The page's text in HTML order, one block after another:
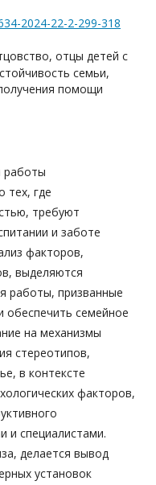
2024-22-2-299-318
отцы детей с
семьи,
помощи
работы
тех, где
требуют
и заботе
факторов,
выделяются
работы, призванные
обеспечить семейное
на механизмы
стереотипов,
в контексте
факторов,
и специалистами.
делается вывод
установок